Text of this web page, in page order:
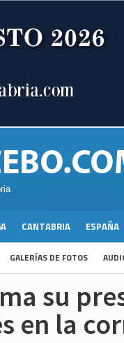
CANTABRIA ESPAÑA
GALERÍAS DE FOTOS
su
en la